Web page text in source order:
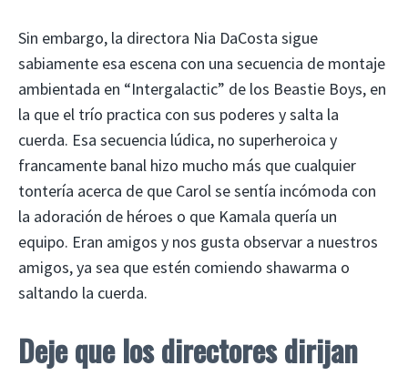
Sin embargo, la directora Nia DaCosta sigue
sabiamente esa escena con una secuencia de montaje
ambientada en “Intergalactic” de los Beastie Boys, en
la que el trío practica con sus poderes y salta la
cuerda. Esa secuencia lúdica, no superheroica y
francamente banal hizo mucho más que cualquier
tontería acerca de que Carol se sentía incómoda con
la adoración de héroes o que Kamala quería un
equipo. Eran amigos y nos gusta observar a nuestros
amigos, ya sea que estén comiendo shawarma o
saltando la cuerda.
Deje que los directores dirijan